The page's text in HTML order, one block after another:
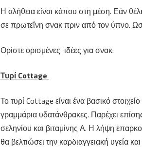
Η αλήθεια είναι κάπου στη μέση. Εάν
σε πρωτεΐνη σνακ πριν από τον ύπνο.
Ορίστε ορισμένες ιδέες για σνακ:
Τυρί Cottage
Το τυρί Cottage είναι ένα βασικό
γραμμάρια υδατάνθρακες. Παρέχει
σεληνίου και βιταμίνης Α. Η λήψη
θα βελτιώσει την καρδιαγγειακή υγεία